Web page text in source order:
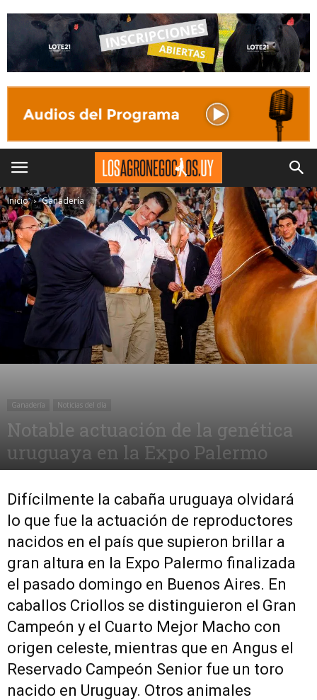
Inicio Ganadería
Ganadería Noticias del día
Notable actuación de la genética
uruguaya en la Expo Palermo
Difícilmente la cabaña uruguaya olvidará
lo que fue la actuación de reproductores
nacidos en el país que supieron brillar a
gran altura en la Expo Palermo finalizada
el pasado domingo en Buenos Aires. En
caballos Criollos se distinguieron el Gran
Campeón y el Cuarto Mejor Macho con
origen celeste, mientras que en Angus el
Reservado Campeón Senior fue un toro
nacido en Uruguay. Otros animales